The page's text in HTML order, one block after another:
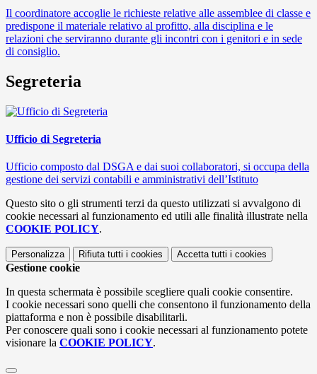
Il coordinatore accoglie le richieste relative alle assemblee di classe e
predispone il materiale relativo al profitto, alla disciplina e le
relazioni che serviranno durante gli incontri con i genitori e in sede
di consiglio.
Segreteria
Ufficio di Segreteria
Ufficio composto dal DSGA e dai suoi collaboratori, si occupa della
gestione dei servizi contabili e amministrativi dell’Istituto
Questo sito o gli strumenti terzi da questo utilizzati si avvalgono di
cookie necessari al funzionamento ed utili alle finalità illustrate nella
COOKIE POLICY.
Personalizza Rifiuta tutti i cookies Accetta tutti i cookies
Gestione cookie
In questa schermata è possibile scegliere quali cookie consentire.
I cookie necessari sono quelli che consentono il funzionamento della
piattaforma e non è possibile disabilitarli.
Per conoscere quali sono i cookie necessari al funzionamento potete
visionare la COOKIE POLICY.